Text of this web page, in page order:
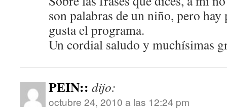
son palabras de un niño, pero hay
gusta el programa.
Un cordial saludo y muchísimas
PEIN:: dijo:
octubre 24, 2010 a las 12:24 pm